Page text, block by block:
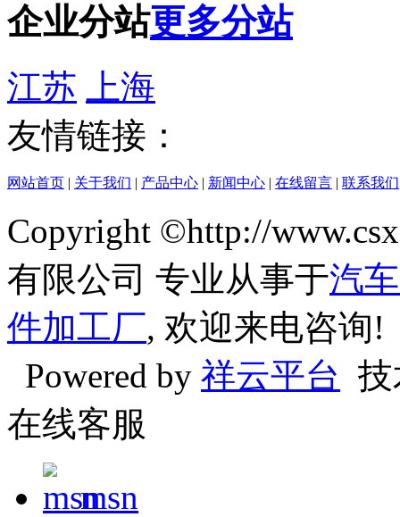
企业分站更多分站
江苏
上海
友情链接：
网站首页 | 关于我们 | 产品中心 | 新闻中心 | 在线留言 | 联系我们
Copyright ©http://
有限公司 专业从事于汽
件加工厂, 欢迎来电咨询!
Powered by 祥云平台
在线客服
msn